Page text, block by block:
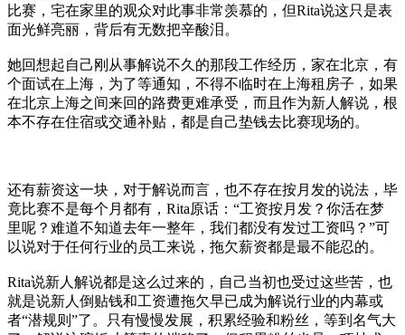
比赛，宅在家里的观众对此事非常羡慕的，但Rita说这只是表
面光鲜亮丽，背后有无数把辛酸泪。
她回想起自己刚从事解说不久的那段工作经历，家在北京，有
个面试在上海，为了等通知，不得不临时在上海租房子，如果
在北京上海之间来回的路费更难承受，而且作为新人解说，根
本不存在住宿或交通补贴，都是自己垫钱去比赛现场的。
还有薪资这一块，对于解说而言，也不存在按月发的说法，毕
竟比赛不是每个月都有，Rita原话：“工资按月发？你活在梦
里呢？难道不知道去年一整年，我们都没有发过工资吗？”可
以说对于任何行业的员工来说，拖欠薪资都是最不能忍的。
Rita说新人解说都是这么过来的，自己当初也受过这些苦，也
就是说新人倒贴钱和工资遭拖欠早已成为解说行业的内幕或
者“潜规则”了。只有慢慢发展，积累经验和粉丝，等到名气大